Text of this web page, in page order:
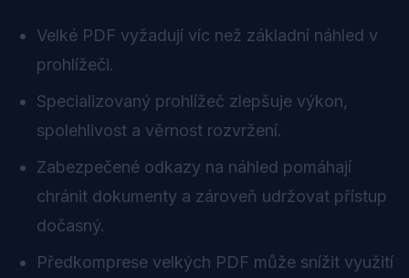
Velké PDF vyžadují víc než základní náhled v
prohlížeči.
Specializovaný prohlížeč zlepšuje výkon,
spolehlivost a věrnost rozvržení.
Zabezpečené odkazy na náhled pomáhají
chránit dokumenty a zároveň udržovat přístup
dočasný.
Předkomprese velkých PDF může snížit využití